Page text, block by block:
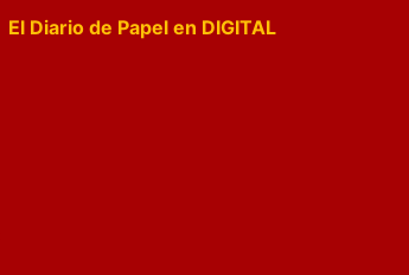
El Diario de Papel en DIGITAL